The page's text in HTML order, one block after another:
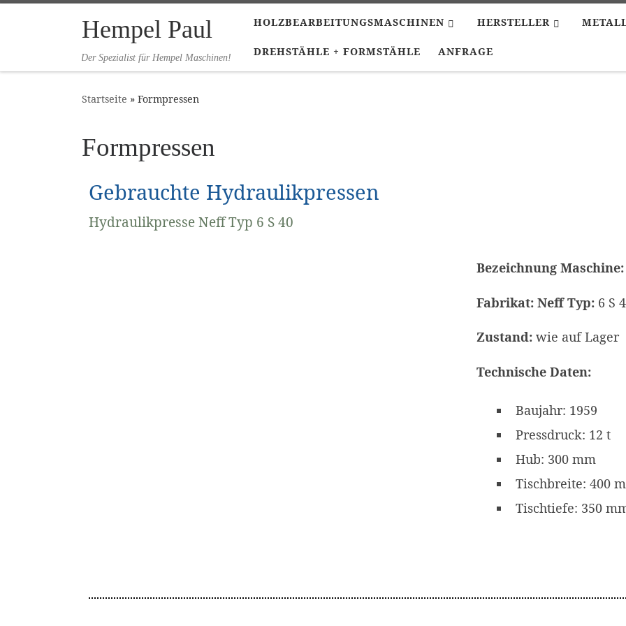
Zum Inhalt springenHempel Paul
Der Spezialist für Hempel Maschinen!
HOLZBEARBEITUNGSMASCHINEN HERSTELLER
DREHSTÄHLE + FORMSTÄHLE ANFRAGE
Startseite » Formpressen
Formpressen
Gebrauchte Hydraulikpressen
Hydraulikpresse Neff Typ 6 S 40
Bezeichnung Maschine:
Fabrikat: Neff Typ: 6 S
Zustand: wie auf Lager
Technische Daten:
Baujahr: 1959
Pressdruck: 12 t
Hub: 300 mm
Tischbreite: 400
Tischtiefe: 350